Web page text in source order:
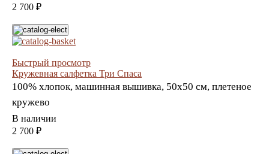
2 700 ₽
Быстрый просмотр
Кружевная салфетка Три Спаса
100% хлопок, машинная вышивка, 50х50 см, плетеное
кружево
В наличии
2 700 ₽